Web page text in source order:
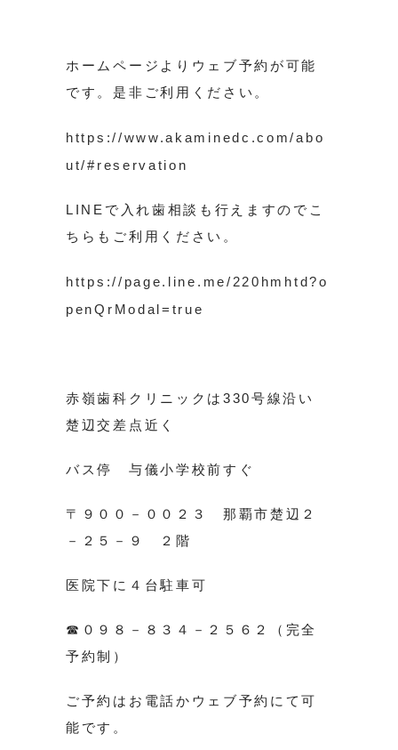
ホームページよりウェブ予約が可能
です。是非ご利用ください。
https://www.akaminedc.com/abo
ut/#reservation
LINEで入れ歯相談も行えますのでこ
ちらもご利用ください。
https://page.line.me/220hmhtd?o
penQrModal=true
赤嶺歯科クリニックは330号線沿い
楚辺交差点近く
バス停 与儀小学校前すぐ
〒９００－００２３ 那覇市楚辺２
－２５－９ ２階
医院下に４台駐車可
☎０９８－８３４－２５６２（完全
予約制）
ご予約はお電話かウェブ予約にて可
能です。